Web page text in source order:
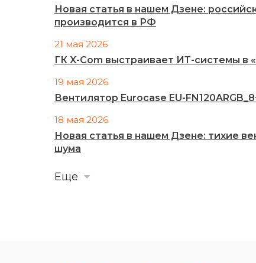
Новая статья в нашем Дзене:
производится в РФ
21 мая 2026
ГК X-Com выстраивает ИТ-системы в
19 мая 2026
Вентилятор Eurocase EU-
18 мая 2026
Новая статья в нашем Дзене: тихие
шума
Еще